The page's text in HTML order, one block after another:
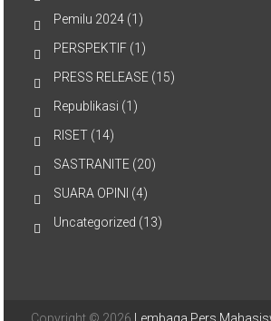
Pemilu 2024 (1)
PERSPEKTIF (1)
PRESS RELEASE (15)
Republikasi (1)
RISET (14)
SASTRANITE (20)
SUARA OPINI (4)
Uncategorized (13)